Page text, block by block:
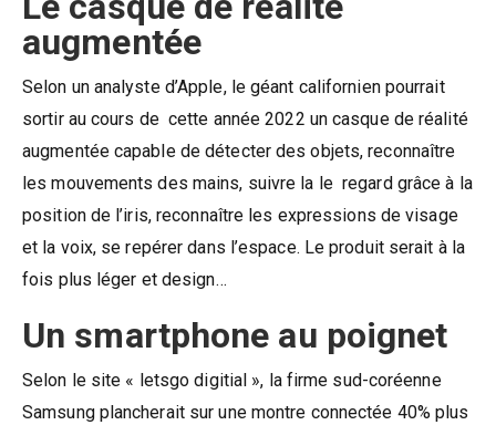
augmentée
Selon un analyste d’Apple, le géant californien pourrait
sortir au cours de cette année 2022 un casque de réalité
augmentée capable de détecter des objets, reconnaître
les mouvements des mains, suivre la le regard grâce à la
position de l’iris, reconnaître les expressions de visage
et la voix, se repérer dans l’espace. Le produit serait à la
fois plus léger et design…
Un smartphone au poignet
Selon le site « letsgo digitial », la firme sud-coréenne
Samsung plancherait sur une montre connectée 40% plus